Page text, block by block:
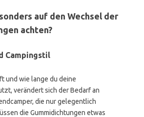
auf den Wechsel der
achten?
Campingstil
und wie lange du deine
verändert sich der Bedarf an
die nur gelegentlich
die Gummidichtungen etwas